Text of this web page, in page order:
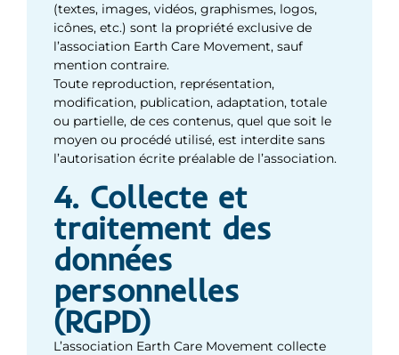
(textes, images, vidéos, graphismes, logos,
icônes, etc.) sont la propriété exclusive de
l’association Earth Care Movement, sauf
mention contraire.
Toute reproduction, représentation,
modification, publication, adaptation, totale
ou partielle, de ces contenus, quel que soit le
moyen ou procédé utilisé, est interdite sans
l’autorisation écrite préalable de l’association.
4. Collecte et
traitement des
données
personnelles
(RGPD)
L’association Earth Care Movement collecte